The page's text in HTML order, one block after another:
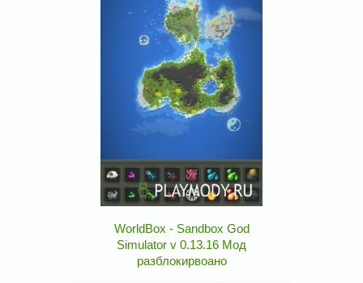
WorldBox - Sandbox God
Simulator v 0.13.16 Мод
разблокирвоано